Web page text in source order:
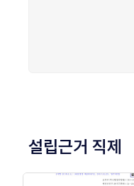
설립근거 직제